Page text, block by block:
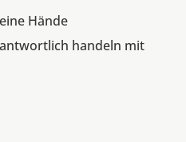
Hände
handeln mit